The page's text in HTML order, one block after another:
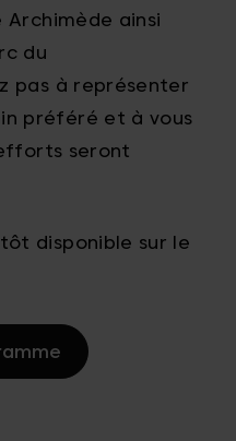
Archimède ainsi
du
pas à représenter
préféré et à vous
seront
disponible sur le